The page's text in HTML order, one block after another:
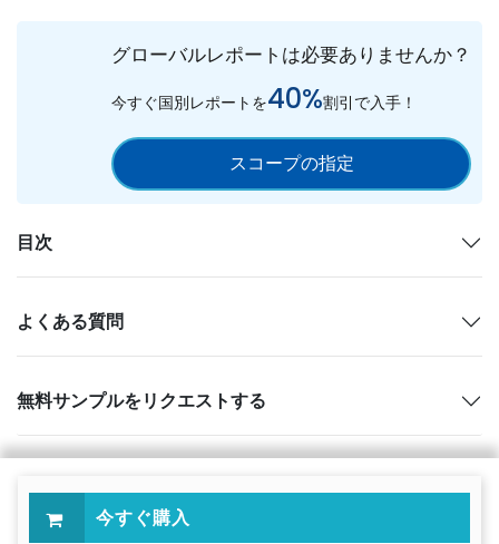
グローバルレポートは必要ありませんか？
今すぐ国別レポートを40%割引で入手！
スコープの指定
目次
よくある質問
無料サンプルをリクエストする
今すぐ購入